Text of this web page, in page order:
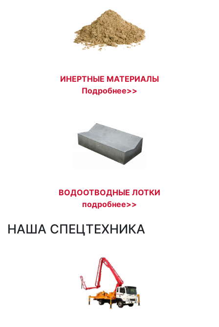
ИНЕРТНЫЕ МАТЕРИАЛЫ
Подробнее>>
ВОДООТВОДНЫЕ ЛОТКИ
подробнее>>
НАША СПЕЦТЕХНИКА